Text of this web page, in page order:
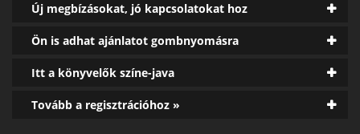
Új megbízásokat, jó kapcsolatokat hoz
Ön is adhat ajánlatot gombnyomásra
Itt a könyvelők színe-java
Tovább a regisztrációhoz »